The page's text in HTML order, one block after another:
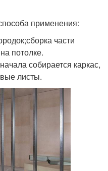
применения:
части
потолке.
собирается каркас,
листы.